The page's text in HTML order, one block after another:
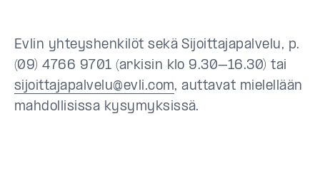
Evlin yhteyshenkilöt sekä Sijoittajapalvelu, p.
(09) 4766 9701 (arkisin klo 9.30–16.30) tai
sijoittajapalvelu@evli.com, auttavat mielellään
mahdollisissa kysymyksissä.